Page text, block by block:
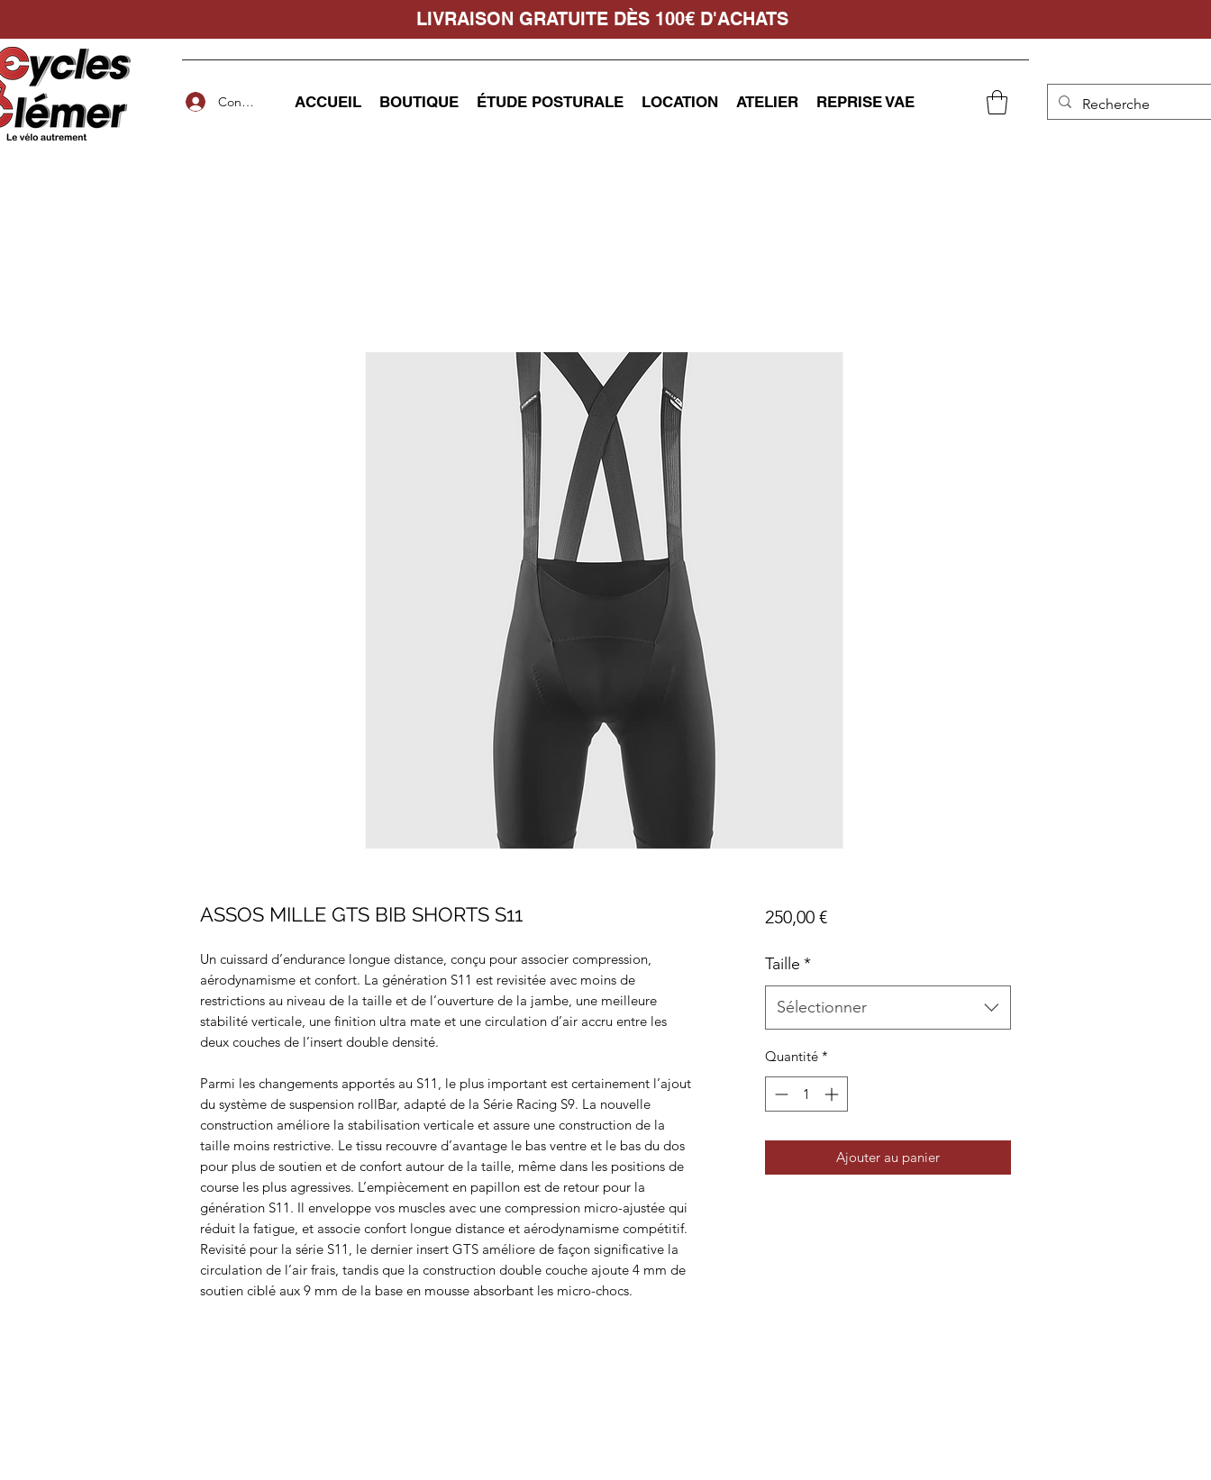
LIVRAISON GRATUITE DÈS 100€ D'ACHATS
Connexion ACCUEIL BOUTIQUE ÉTUDE POSTURALE LOCATION ATELIER REPRISE VAE
ASSOS MILLE GTS BIB SHORTS S11
Un cuissard d’endurance longue distance, conçu pour associer compression,
aérodynamisme et confort. La génération S11 est revisitée avec moins de
restrictions au niveau de la taille et de l’ouverture de la jambe, une meilleure
stabilité verticale, une finition ultra mate et une circulation d’air accru entre les
deux couches de l’insert double densité.
Parmi les changements apportés au S11, le plus important est certainement l’ajout
du système de suspension rollBar, adapté de la Série Racing S9. La nouvelle
construction améliore la stabilisation verticale et assure une construction de la
taille moins restrictive. Le tissu recouvre d’avantage le bas ventre et le bas du dos
pour plus de soutien et de confort autour de la taille, même dans les positions de
course les plus agressives. L’empiècement en papillon est de retour pour la
génération S11. Il enveloppe vos muscles avec une compression micro-ajustée qui
réduit la fatigue, et associe confort longue distance et aérodynamisme compétitif.
Revisité pour la série S11, le dernier insert GTS améliore de façon significative la
circulation de l’air frais, tandis que la construction double couche ajoute 4 mm de
soutien ciblé aux 9 mm de la base en mousse absorbant les micro-chocs.
250,00 €Prix
Taille *
Sélectionner
Quantité *
Ajouter au panier